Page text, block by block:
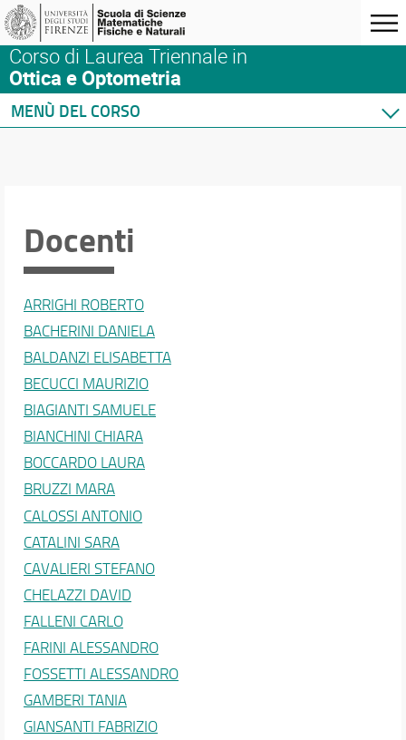
Corso di Laurea Triennale in
Ottica e Optometria
MENÙ DEL CORSO
Didattica
Docenti
Ricerca
Terza missione
Docenti
ARRIGHI ROBERTO
BACHERINI DANIELA
BALDANZI ELISABETTA
BECUCCI MAURIZIO
BIAGIANTI SAMUELE
BIANCHINI CHIARA
BOCCARDO LAURA
BRUZZI MARA
CALOSSI ANTONIO
CATALINI SARA
CAVALIERI STEFANO
CHELAZZI DAVID
FALLENI CARLO
FARINI ALESSANDRO
FOSSETTI ALESSANDRO
GAMBERI TANIA
GIANSANTI FABRIZIO